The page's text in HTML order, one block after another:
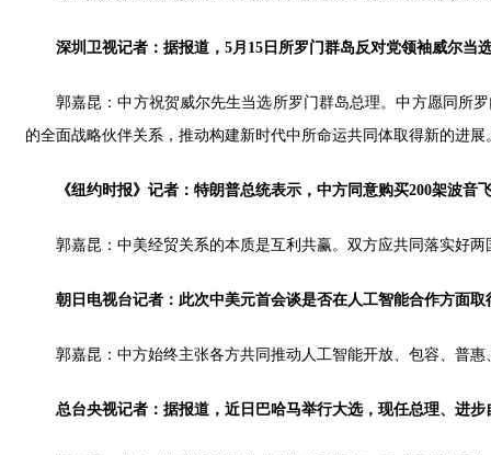
深圳卫视记者：据报道，5月15日所罗门群岛反对党领袖威尔
郭嘉昆：中方祝贺威尔先生当选所罗门群岛总理。中方愿同所
的全面战略伙伴关系，推动构建新时代中所命运共同体取得新的进展
《纽约时报》记者：特朗普总统表示，中方同意购买200架波音
郭嘉昆：中美经贸关系的本质是互利共赢。双方应共同落实好
朝日电视台记者：此次中美元首会谈是否在人工智能合作方面
郭嘉昆：中方始终主张各方共同推动人工智能开放、包容、普惠
总台央视记者：据报道，近日巴哈马举行大选，现任总理、进